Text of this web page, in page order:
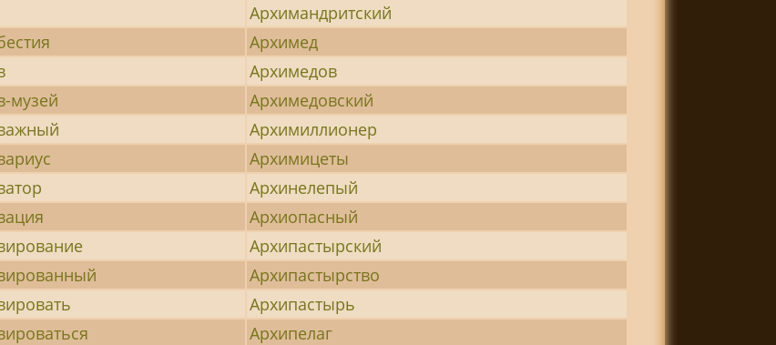
Архимандритский
Архимед
Архимедов
музей
Архимедовский
Архимиллионер
Архимицеты
Архинелепый
Архиопасный
Архипастырский
Архипастырство
Архипастырь
Архипелаг